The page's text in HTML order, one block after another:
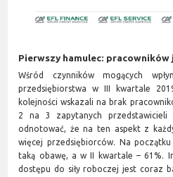
Pierwszy hamulec:
Wśród czynników mogących
przedsiębiorstwa w III kwartale
kolejności wskazali na brak
2 na 3 zapytanych przedstawicieli
odnotować, że na ten aspekt z
więcej przedsiębiorców. Na
taką obawę, a w II kwartale – 61%.
dostępu do siły roboczej jest coraz